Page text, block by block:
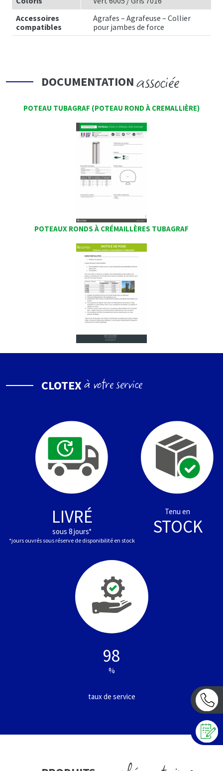
Accessoires
compatibles
Agrafes – Agrafeuse – Collier
pour jambes de force
DOCUMENTATIONassociée
POTEAU TUBAGRAF (POTEAU ROND À CREMALLIÈRE)
POTEAUX RONDS À CRÉMAILLÈRES TUBAGRAF
CLOTEXà votre service
LIVRÉ
sous 8 jours*
*jours ouvrés sous réserve de disponibilité en stock
Tenu en
STOCK
98
%
taux de service